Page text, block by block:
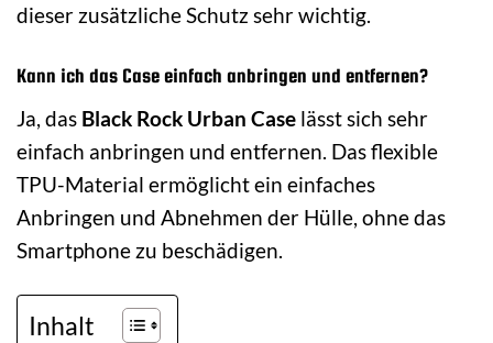
dieser zusätzliche Schutz sehr wichtig.
Kann ich das Case einfach anbringen und entfernen?
Ja, das Black Rock Urban Case lässt sich sehr
einfach anbringen und entfernen. Das flexible
TPU-Material ermöglicht ein einfaches
Anbringen und Abnehmen der Hülle, ohne das
Smartphone zu beschädigen.
Inhalt